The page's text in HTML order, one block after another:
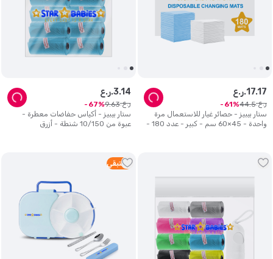
ستار بيبيز - حصائر غيار للاستعمال مرة
واحدة - 45×60 سم - كبير - عدد 180 -
ر.ع.17.17
ر.ع. 44.5
61
ستار بيبيز - أكياس حفاضات معطرة -
عبوة من 10/150 شنطة - أزرق
ر.ع.3.14
ر.ع. 9.63
67
3 متبقي